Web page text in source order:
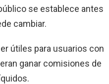
se establece antes
cambiar.
útiles para usuarios con
ganar comisiones de